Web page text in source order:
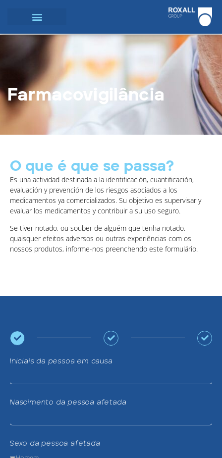
Farmacovigilância
O que é que se passa?
Es una actividad destinada a la identificación, cuantificación,
evaluación y prevención de los riesgos asociados a los
medicamentos ya comercializados. Su objetivo es supervisar y
evaluar los medicamentos y contribuir a su uso seguro.
Se tiver notado, ou souber de alguém que tenha notado,
quaisquer efeitos adversos ou outras experiências com os
nossos produtos, informe-nos preenchendo este formulário.
Iniciais da pessoa em causa
Nascimento da pessoa afetada
Sexo da pessoa afetada